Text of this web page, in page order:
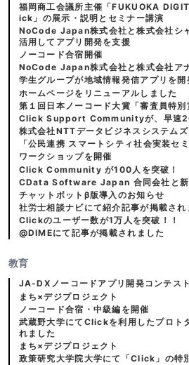
福岡商工会議所主催「FUKUOKA
ick」の展示・説明とセミナー講演
NoCode Japan株式会社と株式会社シ
活用してアプリ開発を支援
ノーコード合宿開催
NoCode Japan株式会社と株式会社ア
学生グループが地域情報発信アプリを開
ホームページをリニューアルしました
第１回日本ノーコード大賞「審査員特別
Click Support Communityが、早速
株式会社NTTデータビジネスシステム
「公民連携 スマートシティ社会実装セ
ワークショップを開催
Click Community が100人を突破！
CData Software Japan 合同会社と新
チャットボットβ版導入のお知らせ
社労士相談ナビにて紹介記事が掲載され
Clickのユーザー数が1万人を突破！！
@DIMEにて記事が掲載されました
教育
JA-DXノーコードアプリ開発コンテスト
まち×デジプロジェクト
ノーコード合宿・中級編を開催
武蔵野大学にてClickを利用したプロト
れました
まち×デジプロジェクト
政策研究大学院大学にて「Click」の特